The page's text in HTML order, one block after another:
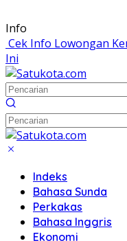
Langsung
ke
konten
Info
Cek Info Lowongan
Ini
Indeks
Bahasa Sunda
Perkakas
Bahasa Inggris
Ekonomi